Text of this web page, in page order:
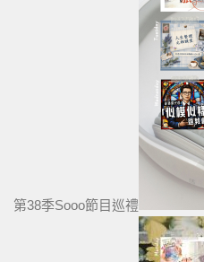
第38季Sooo節目巡禮